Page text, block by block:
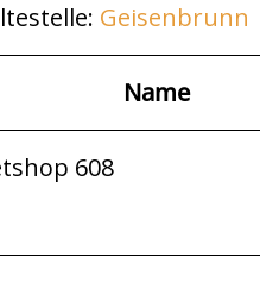
Geisenbrunn
Name
608